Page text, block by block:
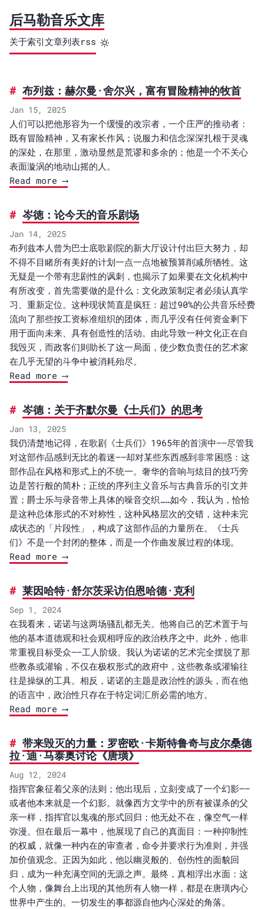
后马勒音乐文库
关于索引文章列表rss
布列兹：赫尔曼·舍尔兴，富有冒险精神的牧首
Jan 15, 2025
人们可以把他形容为一个缓慢的改宗者，一个庄严的推动者：
既有冒险精神，又有家长作风；说服力和信念深深扎根于灵魂
的深处，在那里，激动显然是荒谬和多余的；他是一个不关心
表面漩涡的地动山摇的人。
Read more ⟶
岑徳：论今天的音乐剧场
Jan 14, 2025
布列兹本人曾为巴士底歌剧院的新大厅设计付出巨大努力，却
不得不目睹所有美好的计划一点一点地被预算削减所牺牲。这
无疑是一个带有悲剧性的讽刺，也揭示了如果要在文化机构中
有所改变，首先需要做的是什么：文化政策制定者必须认真学
习、重新定位。这种现状简直是疯狂：超过90%的公共音乐经费
流向了那些按工资标准组织的团体，而几乎没有任何资金剩下
用于面向未来、具有创造性的活动。由此导致一种文化正在自
我毁灭，而政客们则助长了这一局面，使少数负责任的艺术家
在几乎无望的斗争中被消耗殆尽。
Read more ⟶
岑德：关于齐默尔曼《士兵们》的思考
Jan 13, 2025
我仍清楚地记得，在歌剧《士兵们》1965年的首演中——尽管我
对这部作品感到无比的着迷——却对某些东西感到非常困惑：这
部作品在风格和形式上的不统一。奢华的音响与炫目的技巧旁
边是苦行般的简朴；正统的序列主义音乐与古典音乐的引文并
置；爵士乐与录音带上具体的噪音交织……如今，我认为，恰恰
是这种总体形式的不对称性，这种风格层次的交错，这种未完
成状态的「片段性」，构成了这部作品的力量所在。《士兵
们》不是一个封闭的整体，而是一个作曲发展过程的体现。
Read more ⟶
莱因哈特·舒尔茨采访伯恩哈德·克利
Sep 1, 2024
在我看来，诺诺与这两场骚乱都无关。他将自己的艺术置于与
他的基本道德观和社会观相呼应的政治秩序之中。此外，他非
常重视目标受众——工人阶级。我认为诺诺的艺术完全摆脱了那
些教条或灌输，不仅在极权形式的政府中，这些教条或灌输往
往是操纵的工具。相反，诺诺的主题是政治性的源头，而在他
的语言中，政治性只存在于特定词汇所必需的地方。
Read more ⟶
带来毁灭的力量：罗密欧·卡斯特鲁奇与皮尔桑德
拉·迪·马泰奥讨论《唐璜》
Aug 12, 2024
指挥官象征着父亲的法则；他出现后，立刻变成了一个幻影——
或者他本来就是一个幻影。就像西方文学中的所有被谋杀的父
亲一样，指挥官以鬼魂的形式回归；他无处不在，像空气一样
弥漫。但在最后一幕中，他展现了自己的真面目：一种抑制性
的权威，就像一种内在的审查者，命令并要求行为准则，并强
加价值观念。正因为如此，他以幽灵般的、创伤性的面貌回
归，成为一种充满空间的无源之声。最终，真相浮出水面：这
个人物，像舞台上出现的其他所有人物一样，都是在唐璜内心
世界中产生的。一切发生的事都源自他内心深处的角落。